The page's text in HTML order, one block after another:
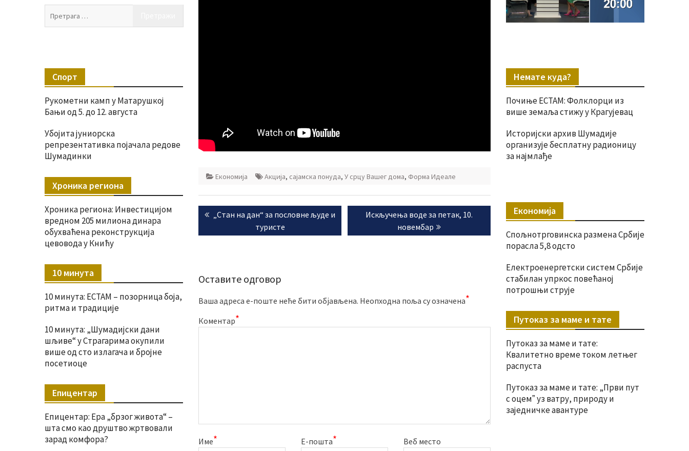
Економија Акција, сајамска понуда, У срцу Вашег дома, Форма Идеале
Кретање
чланка
Previous
„Стан на дан“ за пословне људе и
туристе
Next
Искључења воде за петак, 10.
новембар
Оставите одговор
Ваша адреса е-поште неће бити објављена. Неопходна поља су означена*
Коментар*
Име* Е-пошта* Веб место
Немате куда?
Почиње ЕСТАМ: Фолклорци из
више земаља стижу у Крагујевац
Историјски архив Шумадије
организује бесплатну радионицу
за најмлађе
Економија
Спољнотрговинска размена Србије
порасла 5,8 одсто
Електроенергетски систем Србије
стабилан упркос повећаној
потрошњи струје
Путоказ за маме и тате
Путоказ за маме и тате:
Квалитетно време током летњег
распуста
Путоказ за маме и тате: „Први пут
с оцемˮ уз ватру, природу и
заједничке авантуре
Спорт
Рукометни камп у Матарушкој
Бањи од 5. до 12. августа
Убојита јуниорска
репрезентативка појачала редове
Шумадинки
Хроника региона
Хроника региона: Инвестицијом
вредном 205 милиона динара
обухваћена реконструкција
цевовода у Книћу
10 минута
10 минута: ЕСТАМ – позорница боја,
ритма и традиције
10 минута: „Шумадијски дани
шљиве“ у Страгарима окупили
више од сто излагача и бројне
посетиоце
Епицентар
Епицентар: Ера „брзог живота“ –
шта смо као друштво жртвовали
зарад комфора?